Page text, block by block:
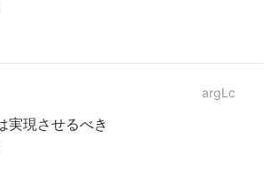
argLc
実現させるべき